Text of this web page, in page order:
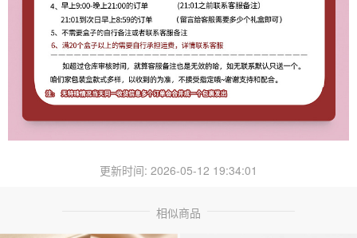
更新时间: 2026-05-12 19:34:01
相似商品